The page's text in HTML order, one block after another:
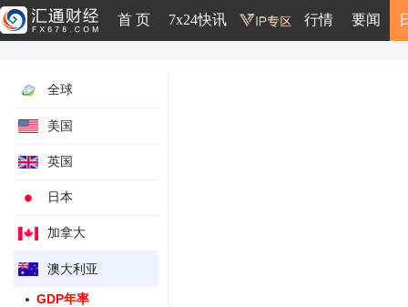
首 页 7x24快讯 行情 要闻
全球
美国
英国
日本
加拿大
澳大利亚
季调后房屋贷款许可额月率
季调后投资房屋贷款许可额月率
季调后ANZ总招聘广告月率
兼职就业人口变动
就业人口变动
季调后就业参与率
季调后GDP季率
GDP年率